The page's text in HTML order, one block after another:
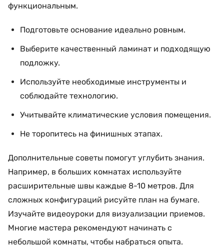
функциональным.
Подготовьте основание идеально ровным.
Выберите качественный ламинат и подходящую
подложку.
Используйте необходимые инструменты и
соблюдайте технологию.
Учитывайте климатические условия помещения.
Не торопитесь на финишных этапах.
Дополнительные советы помогут углубить знания.
Например, в больших комнатах используйте
расширительные швы каждые 8-10 метров. Для
сложных конфигураций рисуйте план на бумаге.
Изучайте видеоуроки для визуализации приемов.
Многие мастера рекомендуют начинать с
небольшой комнаты, чтобы набраться опыта.